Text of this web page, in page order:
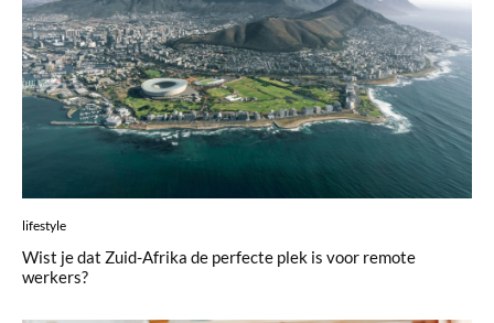
lifestyle
Wist je dat Zuid-Afrika de perfecte plek is voor remote
werkers?